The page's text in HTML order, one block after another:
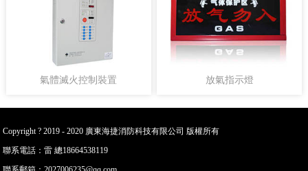
氣體滅火控制裝置 放氣指示燈
Copyright ? 2019 - 2020 廣東海捷消防科技有限公司 版權所有
聯系電話：雷 總18664538119